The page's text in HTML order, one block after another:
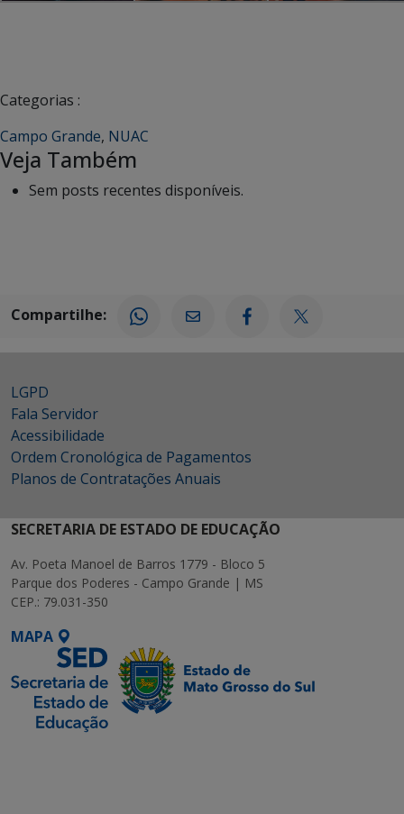
Categorias :
Campo Grande, NUAC
Veja Também
Sem posts recentes disponíveis.
Compartilhe:
LGPD
Fala Servidor
Acessibilidade
Ordem Cronológica de Pagamentos
Planos de Contratações Anuais
SECRETARIA DE ESTADO DE EDUCAÇÃO
Av. Poeta Manoel de Barros 1779 - Bloco 5
Parque dos Poderes - Campo Grande | MS
CEP.: 79.031-350
MAPA